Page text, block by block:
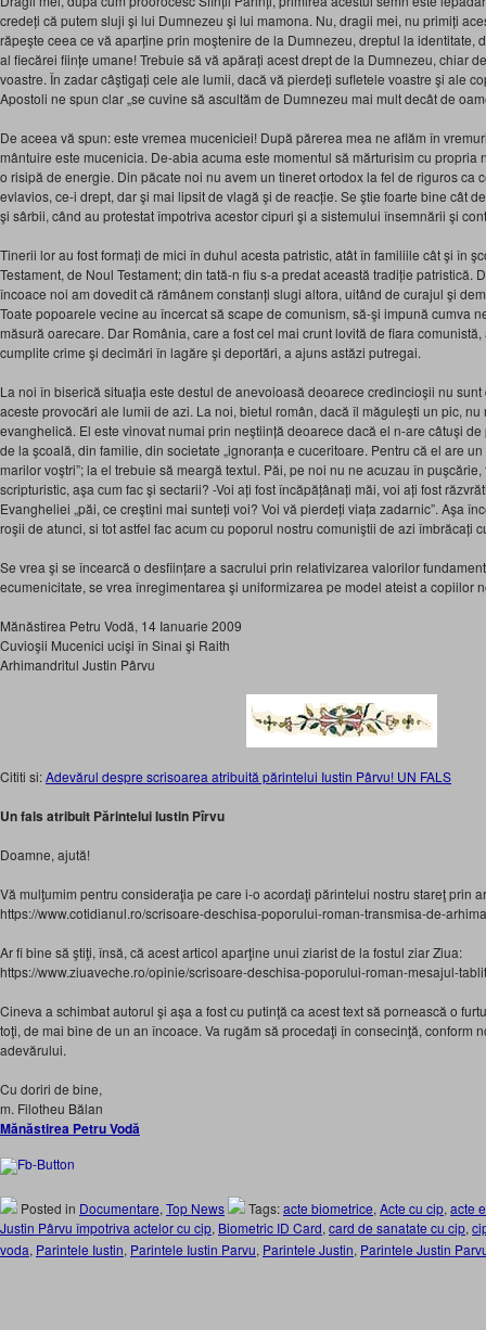
credeți că putem sluji şi lui Dumnezeu şi lui mamona. Nu, dragii mei, nu primiți
răpeşte ceea ce vă aparține prin moştenire de la Dumnezeu, dreptul la identitate,
al fiecărei ființe umane! Trebuie să vă apărați acest drept de la Dumnezeu, chiar
voastre. În zadar câştigați cele ale lumii, dacă vă pierdeți sufletele voastre şi ale
Apostoli ne spun clar „se cuvine să ascultăm de Dumnezeu mai mult decât de
De aceea vă spun: este vremea muceniciei! După părerea mea ne aflăm în
mântuire este mucenicia. De-abia acuma este momentul să mărturisim cu propria
o risipă de energie. Din păcate noi nu avem un tineret ortodox la fel de riguros ca
evlavios, ce-i drept, dar şi mai lipsit de vlagă şi de reacție. Se ştie foarte bine cât
şi sârbii, când au protestat împotriva acestor cipuri şi a sistemului însemnării şi
Tinerii lor au fost formați de mici în duhul acesta patristic, atât în familiile cât şi în
Testament, de Noul Testament; din tată-n fiu s-a predat această tradiție patristică.
încoace noi am dovedit că rămânem constanți slugi altora, uitând de curajul şi
Toate popoarele vecine au încercat să scape de comunism, să-şi impună cumva
măsură oarecare. Dar România, care a fost cel mai crunt lovită de fiara
cumplite crime şi decimări în lagăre şi deportări, a ajuns astăzi putregai.
La noi în biserică situația este destul de anevoioasă deoarece credincioşii nu
aceste provocări ale lumii de azi. La noi, bietul român, dacă îl măguleşti un pic,
evanghelică. El este vinovat numai prin neştiință deoarece dacă el n-are câtuşi
de la şcoală, din familie, din societate „ignoranța e cuceritoare. Pentru că el are
marilor voştri”; la el trebuie să meargă textul. Păi, pe noi nu ne acuzau în
scripturistic, aşa cum fac şi sectarii? -Voi ați fost încăpățânați măi, voi ați fost
Evangheliei „păi, ce creştini mai sunteți voi? Voi vă pierdeți viața zadarnic”. Aşa
roşii de atunci, si tot astfel fac acum cu poporul nostru comuniştii de azi îmbrăcați
Se vrea şi se încearcă o desființare a sacrului prin relativizarea valorilor
ecumenicitate, se vrea înregimentarea şi uniformizarea pe model ateist a copiilor
Mănăstirea Petru Vodă, 14 Ianuarie 2009
Cuvioşii Mucenici ucişi în Sinai şi Raith
Arhimandritul Justin Pârvu
Cititi si:Adevărul despre scrisoarea atribuită părintelui Iustin Pârvu! UN FALS
Un fals atribuit Părintelui Iustin Pîrvu
Doamne, ajută!
Vă mulţumim pentru consideraţia pe care i-o acordaţi părintelui nostru stareţ prin
https://www.cotidianul.ro/scrisoare-deschisa-poporului-roman-transmisa-de-
Ar fi bine să ştiţi, însă, că acest articol aparţine unui ziarist de la fostul ziar Ziua:
https://www.ziuaveche.ro/opinie/scrisoare-deschisa-poporului-roman-mesajul-
Cineva a schimbat autorul şi aşa a fost cu putinţă ca acest text să pornească o
toţi, de mai bine de un an încoace. Va rugăm să procedaţi în consecinţă, conform
adevărului.
Cu doriri de bine,
m. Filotheu Bălan
Mănăstirea Petru Vodă
Posted in Documentare, Top News Tags:acte biometrice, Acte cu cip, acte
Justin Pârvu împotriva actelor cu cip, Biometric ID Card, card de sanatate cu cip,
voda, Parintele Iustin, Parintele Iustin Parvu, Parintele Justin, Parintele Justin